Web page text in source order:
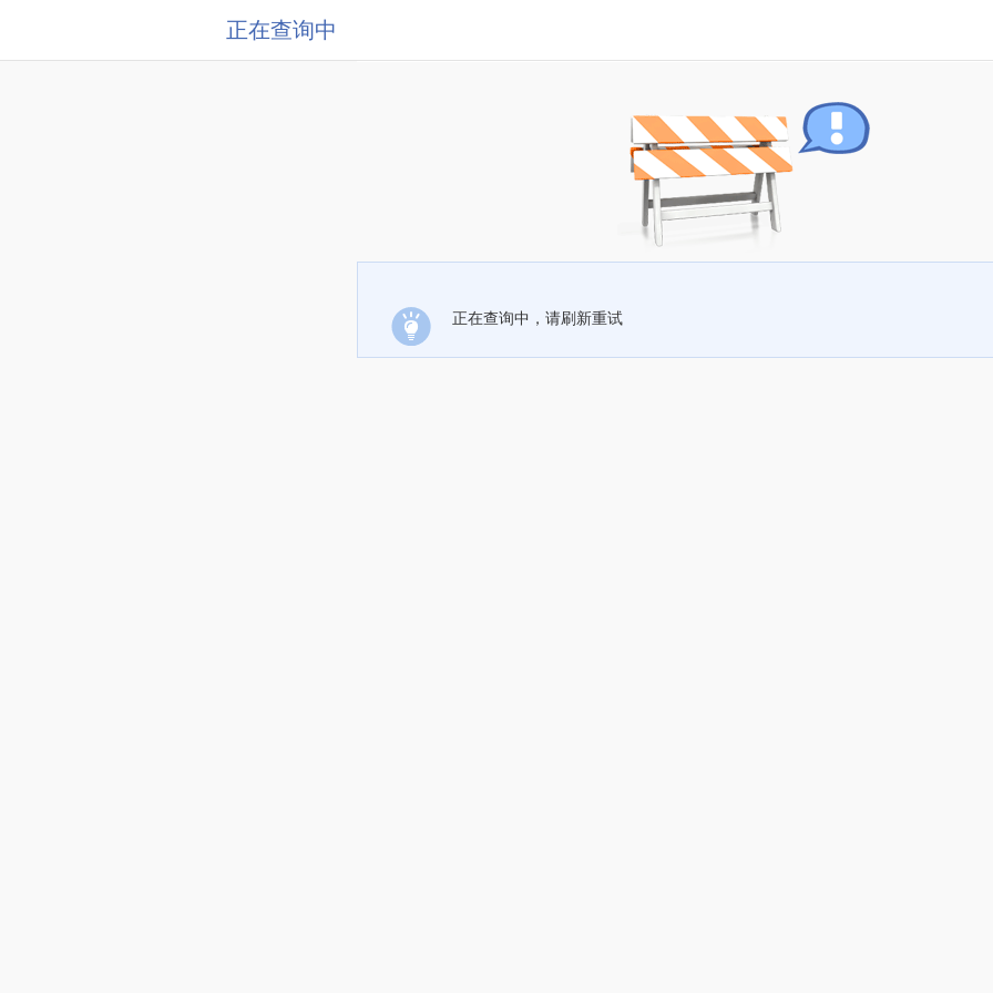
正在查询中
正在查询中，请刷新重试